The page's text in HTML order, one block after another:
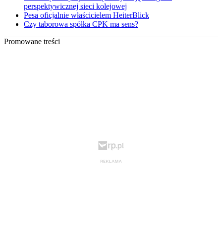
perspektywicznej sieci kolejowej
Pesa oficjalnie właścicielem HeiterBlick
Czy taborowa spółka CPK ma sens?
Promowane treści